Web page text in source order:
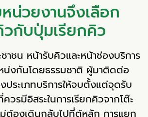
น่วยงานจึงเลือก
กับปุ่มเรียกคิว
ชาชน หน้ารับคิวและหน้าช่องบริการ
น่งกันโดยธรรมชาติ ผู้มาติดต่อ
ประเภทบริการให้จบตั้งแต่จุดรับ
วรมีอิสระในการเรียกคิวจากโต๊ะ
ต้องเดินกลับไปที่ตู้หลัก การแยก